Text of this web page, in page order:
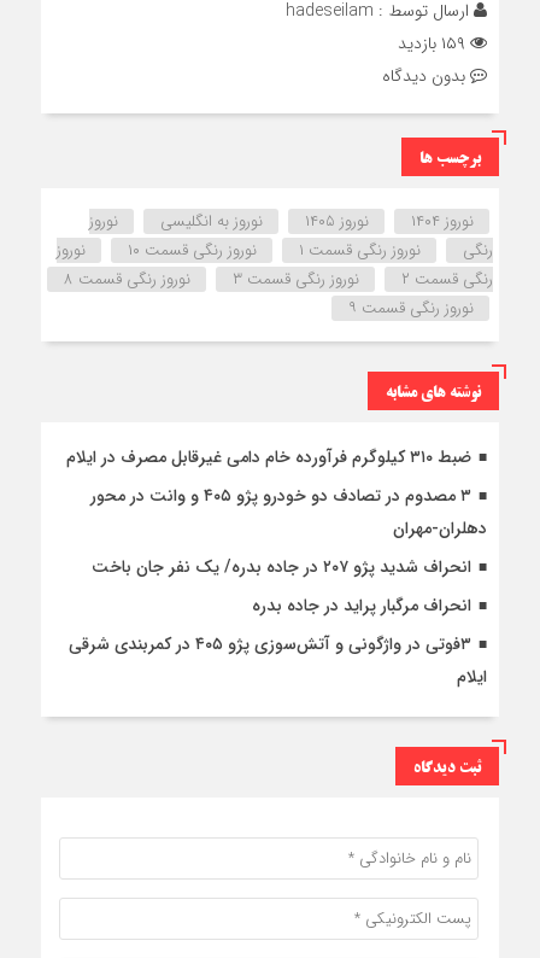
ارسال توسط : hadeseilam
بدون دیدگاه
برچسب ها
نوروز ۱۴۰۴ نوروز ۱۴۰۵ نوروز به انگلیسی
نوروز
رنگی
نوروز رنگی قسمت ۱ نوروز رنگی قسمت ۱۰
نوروز
رنگی قسمت ۲
نوروز رنگی قسمت ۳
نوروز رنگی قسمت ۸
نوروز رنگی قسمت ۹
نوشته های مشابه
ضبط ۳۱۰ کیلوگرم فرآورده خام دامی غیرقابل مصرف در ایلام
۳ مصدوم در تصادف دو خودرو پژو ۴۰۵ و وانت در محور
دهلران-مهران
انحراف شدید پژو ۲۰۷ در جاده بدره/ یک نفر جان باخت
انحراف مرگبار پراید در جاده بدره
۳فوتی در واژگونی و آتش‌سوزی پژو ۴۰۵ در کمربندی شرقی
ایلام
ثبت دیدگاه